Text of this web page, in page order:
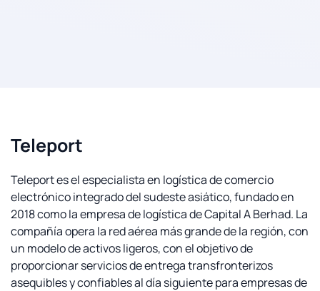
Teleport
Teleport es el especialista en logística de comercio
electrónico integrado del sudeste asiático, fundado en
2018 como la empresa de logística de Capital A Berhad. La
compañía opera la red aérea más grande de la región, con
un modelo de activos ligeros, con el objetivo de
proporcionar servicios de entrega transfronterizos
asequibles y confiables al día siguiente para empresas de